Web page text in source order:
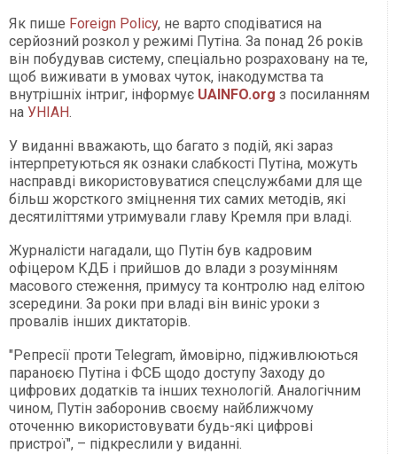
Як пише Foreign Policy, не варто сподіватися на
серйозний розкол у режимі Путіна. За понад 26 років
він побудував систему, спеціально розраховану на те,
щоб виживати в умовах чуток, інакодумства та
внутрішніх інтриг, інформує UAINFO.org з посиланням
на УНІАН.
У виданні вважають, що багато з подій, які зараз
інтерпретуються як ознаки слабкості Путіна, можуть
насправді використовуватися спецслужбами для ще
більш жорсткого зміцнення тих самих методів, які
десятиліттями утримували главу Кремля при владі.
Журналісти нагадали, що Путін був кадровим
офіцером КДБ і прийшов до влади з розумінням
масового стеження, примусу та контролю над елітою
зсередини. За роки при владі він виніс уроки з
провалів інших диктаторів.
"Репресії проти Telegram, ймовірно, підживлюються
параноєю Путіна і ФСБ щодо доступу Заходу до
цифрових додатків та інших технологій. Аналогічним
чином, Путін заборонив своєму найближчому
оточенню використовувати будь-які цифрові
пристрої", – підкреслили у виданні.